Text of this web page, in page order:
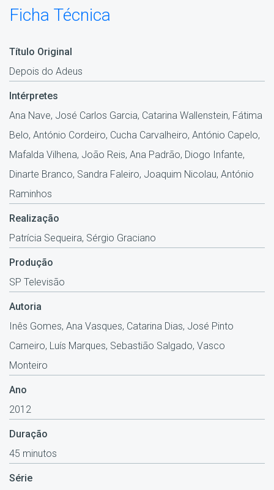
Ficha Técnica
Título Original
Depois do Adeus
Intérpretes
Ana Nave, José Carlos Garcia, Catarina Wallenstein, Fátima
Belo, António Cordeiro, Cucha Carvalheiro, António Capelo,
Mafalda Vilhena, João Reis, Ana Padrão, Diogo Infante,
Dinarte Branco, Sandra Faleiro, Joaquim Nicolau, António
Raminhos
Realização
Patrícia Sequeira, Sérgio Graciano
Produção
SP Televisão
Autoria
Inês Gomes, Ana Vasques, Catarina Dias, José Pinto
Carneiro, Luís Marques, Sebastião Salgado, Vasco
Monteiro
Ano
2012
Duração
45 minutos
Série